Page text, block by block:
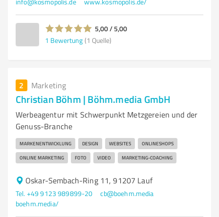
5,00 / 5,00
1 Bewertung (1 Quelle)
2 Marketing
Christian Böhm | Böhm.media GmbH
Werbeagentur mit Schwerpunkt Metzgereien und der
Genuss-Branche
MARKENENTWICKLUNG DESIGN WEBSITES ONLINESHOPS
ONLINE MARKETING FOTO VIDEO MARKETING-COACHING
Oskar-Sembach-Ring 11, 91207 Lauf
Tel. +49 9123 989899-20
cb@boehm.media
boehm.media/